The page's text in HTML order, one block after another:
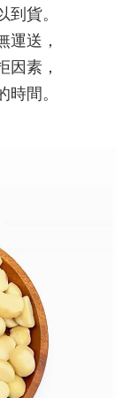
貨。
運送，
因素，
時間。